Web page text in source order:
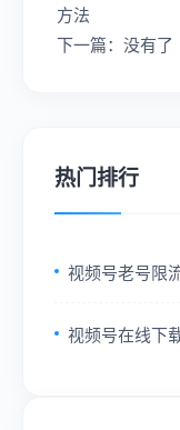
方法
下一篇：没有了
热门排行
视频号老号限
视频号在线下